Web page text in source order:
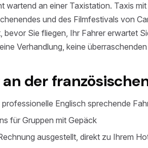
wartend an einer Taxistation. Taxis
und des Filmfestivals von
Sie fliegen, Ihr Fahrer erwartet
Verhandlung, keine
der
Englisch sprechende
für Gruppen mit Gepäck
ausgestellt, direkt zu Ihrem